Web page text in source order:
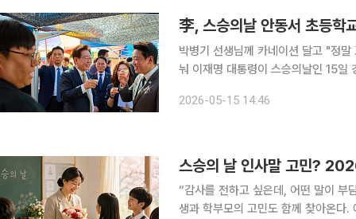
李, 스승의날 안동서 초등학
박병기 선생님께 카네이션 달고 "정
눠 이재명 대통령이 스승의날인 15일 경북 안동의 한 식당에서 초등학교 은사 박병기 선생님과 삼계
2026-05-15 14:46
스승의 날 인사말 고민?
“감사를 전하고 싶은데, 어떤 말이 부담스럽지 않을까?” 해마다 5
생과 학부모의 고민도 함께 찾아온다